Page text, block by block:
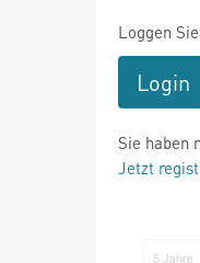
Loggen
Login
Sie haben
Jetzt